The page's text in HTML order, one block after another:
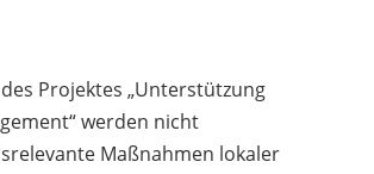
Projektes „Unterstützung
werden nicht
Maßnahmen lokaler